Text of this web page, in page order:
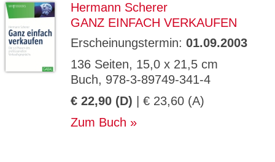
Hermann Scherer
GANZ EINFACH VERKAUFEN
Erscheinungstermin: 01.09.2003
136 Seiten, 15,0 x 21,5 cm
Buch, 978-3-89749-341-4
€ 22,90 (D) | € 23,60 (A)
Zum Buch